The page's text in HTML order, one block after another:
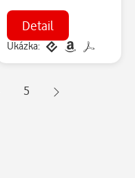
Detail
Ukázka:
5